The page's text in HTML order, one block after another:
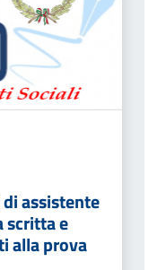
assistente
scritta e
alla prova